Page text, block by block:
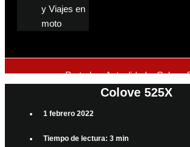
y Viajes en
moto
Portada»Actualidad»Colove
Colove 525X
1 febrero 2022
Tiempo de lectura: 3 min